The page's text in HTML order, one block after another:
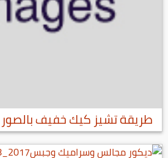
طريقة تشيز كيك خفيف بالصور